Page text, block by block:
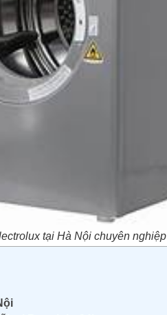
tại Hà Nội chuyên nghiệp